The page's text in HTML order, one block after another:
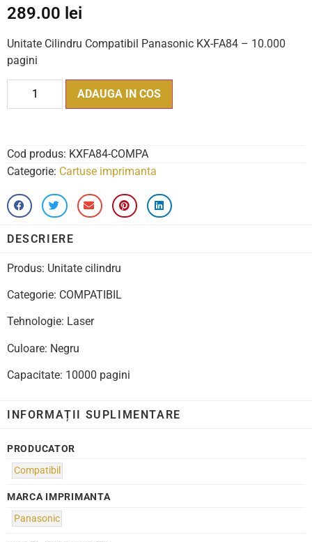
289.00 lei
Unitate Cilindru Compatibil Panasonic KX-FA84 – 10.000
pagini
ADAUGA IN COS
Cod produs: KXFA84-COMPA
Categorie: Cartuse imprimanta
DESCRIERE
Produs: Unitate cilindru
Categorie: COMPATIBIL
Tehnologie: Laser
Culoare: Negru
Capacitate: 10000 pagini
INFORMAȚII SUPLIMENTARE
PRODUCATOR
Compatibil
MARCA IMPRIMANTA
Panasonic